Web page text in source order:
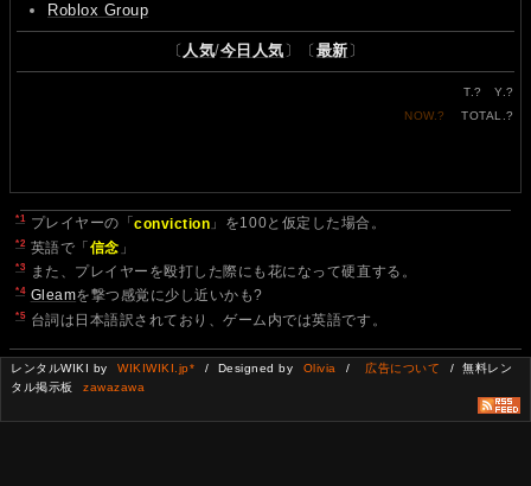
Roblox Group
〔 人気/今日人気 〕〔 最新 〕
T.? Y.?
NOW.? TOTAL.?
*1 プレイヤーの「conviction 」を100と仮定した場合。
*2 英語で「信念 」
*3 また、プレイヤーを殴打した際にも花になって硬直する。
*4 Gleamを撃つ感覚に少し近いかも?
*5 台詞は日本語訳されており、ゲーム内では英語です。
レンタルWIKI by WIKIWIKI.jp* / Designed by Olivia / 広告について
/ 無料レン
タル掲示板
zawazawa